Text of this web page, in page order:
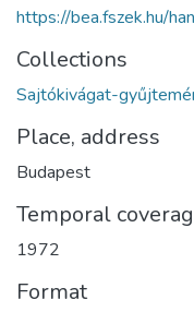
https://bea.fszek.hu/
Collections
Sajtókivágat-
Place, address
Budapest
Temporal
1972
Format